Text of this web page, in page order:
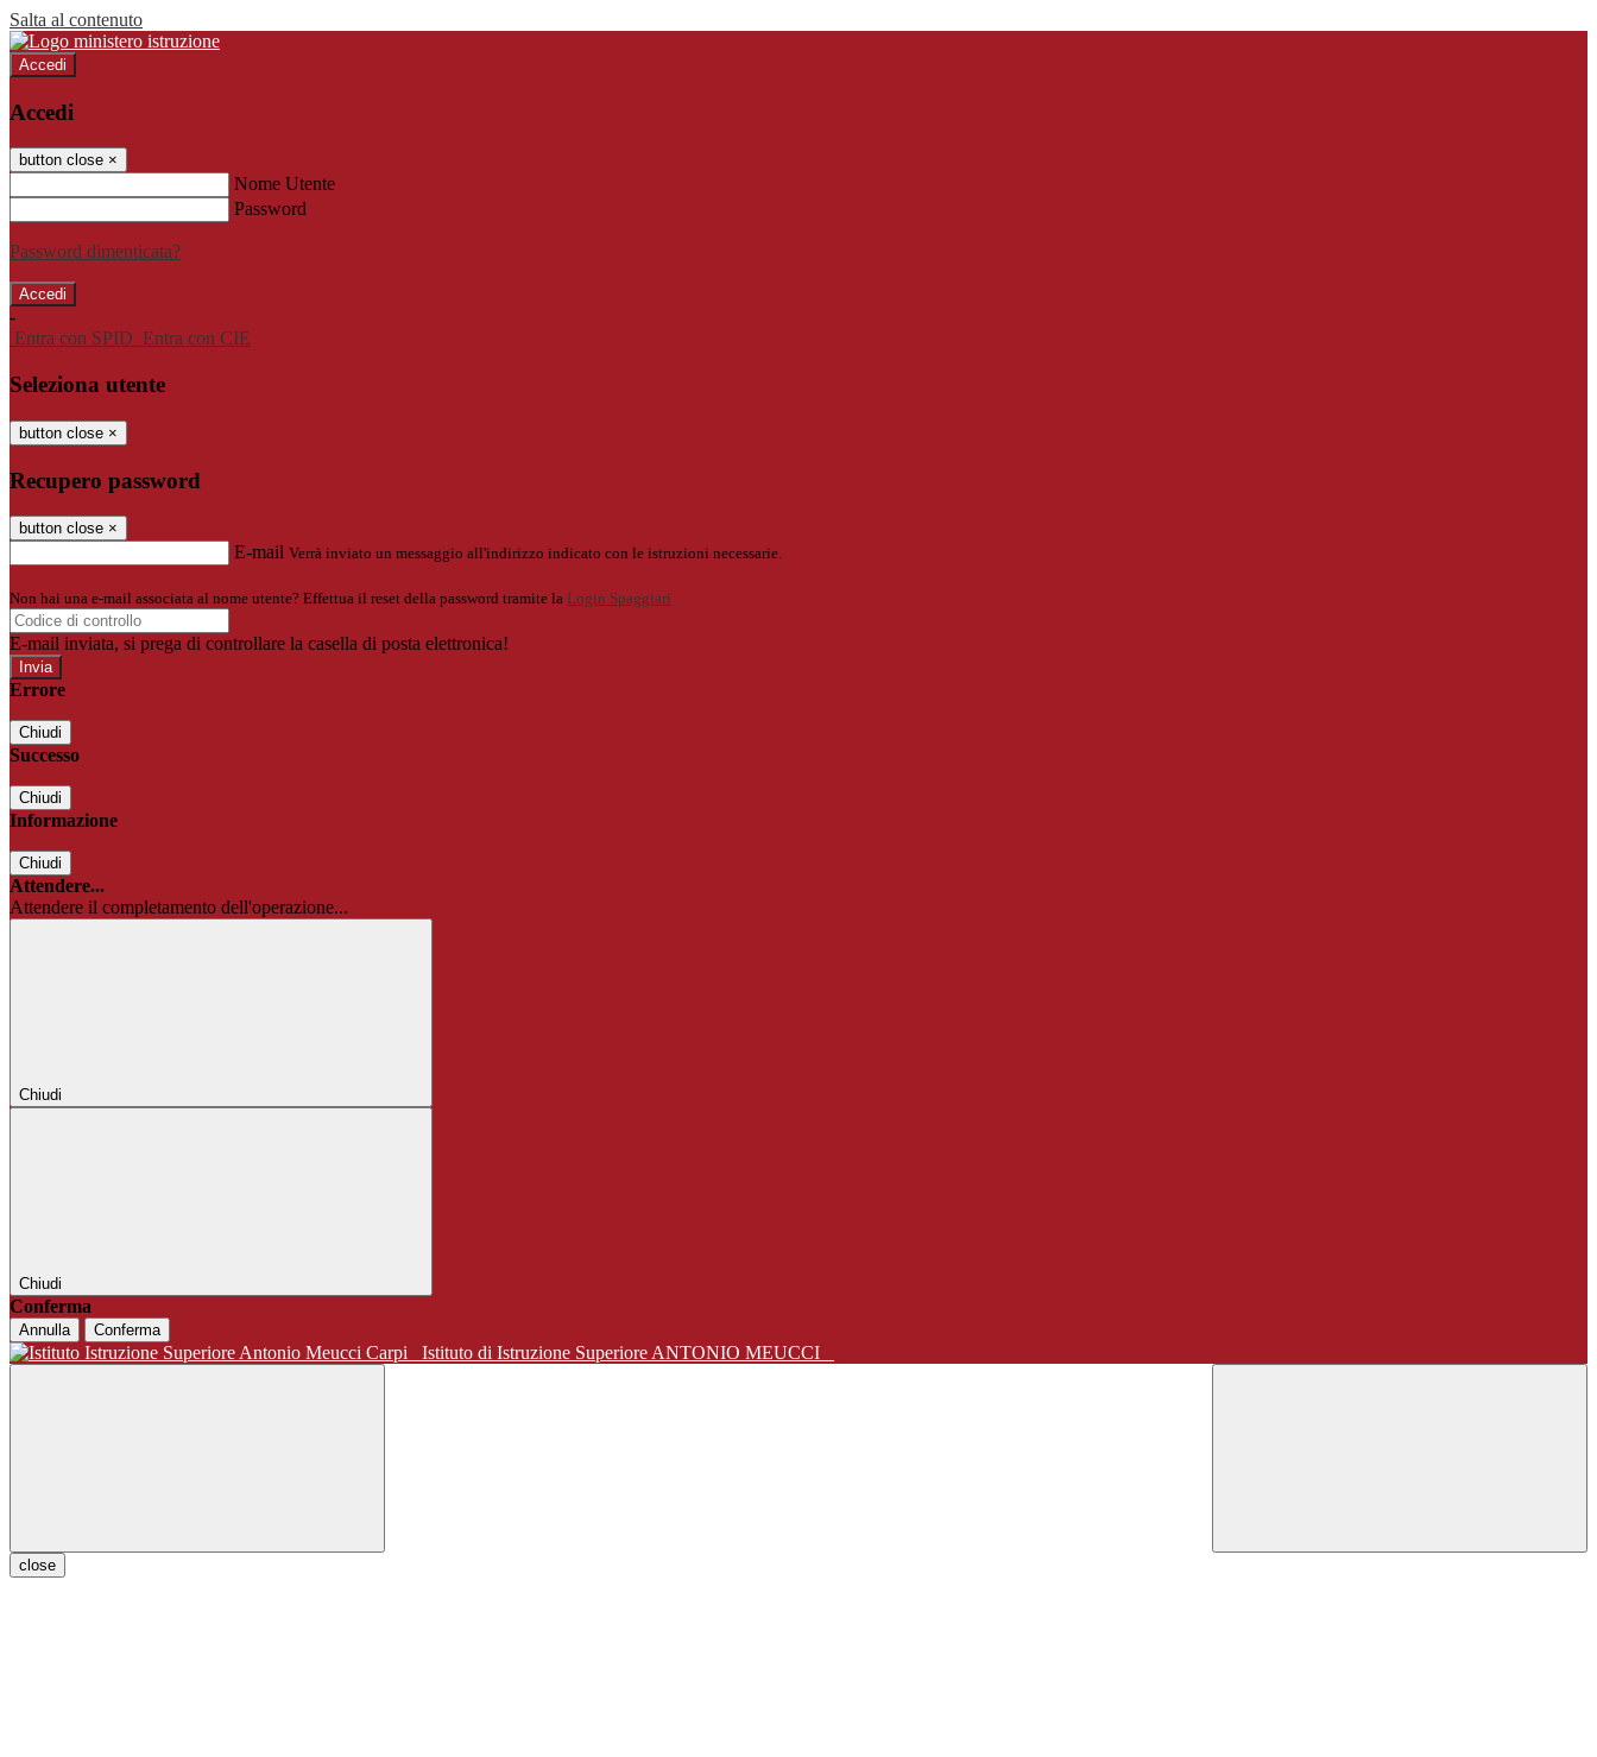
Salta al contenuto
Accedi
Accedi
button close ×
Nome Utente
Password
Password dimenticata?
-
Entra con SPID Entra con CIE
Seleziona utente
button close ×
Recupero password
button close ×
E-mail Verrà inviato un messaggio all'indirizzo indicato con le istruzioni necessarie.
Non hai una e-mail associata al nome utente? Effettua il reset della password tramite la Login Spaggiari
E-mail inviata, si prega di controllare la casella di posta elettronica!
Errore
Chiudi
Successo
Chiudi
Informazione
Chiudi
Attendere...
Attendere il completamento dell'operazione...
Chiudi
Chiudi
Conferma
Annulla Conferma
Istituto di Istruzione Superiore ANTONIO MEUCCI
close